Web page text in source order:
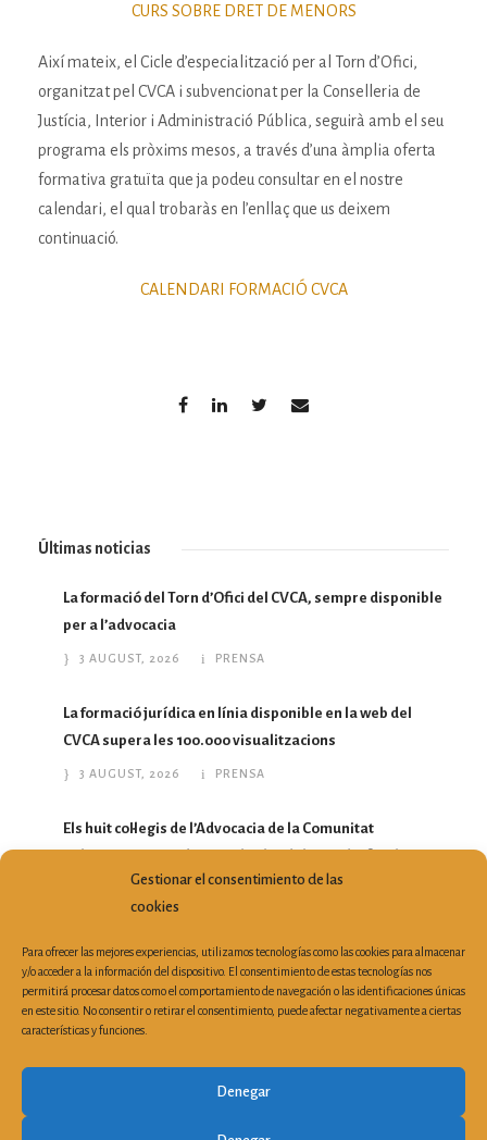
Gestionar el consentimiento de las
cookies
Para ofrecer las mejores experiencias, utilizamos tecnologías como las cookies para almacenar
y/o acceder a la información del dispositivo. El consentimiento de estas tecnologías nos
permitirá procesar datos como el comportamiento de navegación o las identificaciones únicas
en este sitio. No consentir o retirar el consentimiento, puede afectar negativamente a ciertas
características y funciones.
Denegar
CURS SOBRE DRET DE MENORS
Així mateix, el Cicle d’especialització per al Torn d’Ofici,
organitzat pel CVCA i subvencionat per la Conselleria de
Justícia, Interior i Administració Pública, seguirà amb el seu
programa els pròxims mesos, a través d’una àmplia oferta
formativa gratuïta que ja podeu consultar en el nostre
calendari, el qual trobaràs en l’enllaç que us deixem
continuació.
CALENDARI FORMACIÓ CVCA
Últimas noticias
La formació del Torn d’Ofici del CVCA, sempre disponible
per a l’advocacia
3 AUGUST, 2026 PRENSA
La formació jurídica en línia disponible en la web del
CVCA supera les 100.000 visualitzacions
3 AUGUST, 2026 PRENSA
Els huit col·legis de l’Advocacia de la Comunitat
Justícia Gratuïta
28 JULY, 2026
secretaria@cvca.es
Buzón de atención a la ciudadanía